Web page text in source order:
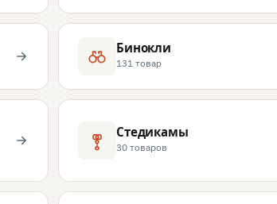
Бинокли
131 товар
Стедикамы
30 товаров